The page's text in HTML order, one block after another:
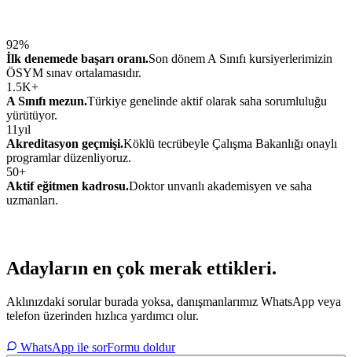
92%
İlk denemede başarı oranı.Son dönem A Sınıfı kursiyerlerimizin
ÖSYM sınav ortalamasıdır.
1.5K+
A Sınıfı mezun.Türkiye genelinde aktif olarak saha sorumluluğu
yürütüyor.
11yıl
Akreditasyon geçmişi.Köklü tecrübeyle Çalışma Bakanlığı onaylı
programlar düzenliyoruz.
50+
Aktif eğitmen kadrosu.Doktor unvanlı akademisyen ve saha
uzmanları.
Adayların en çok merak ettikleri.
Aklınızdaki sorular burada yoksa, danışmanlarımız WhatsApp veya
telefon üzerinden hızlıca yardımcı olur.
WhatsApp ile sorFormu doldur